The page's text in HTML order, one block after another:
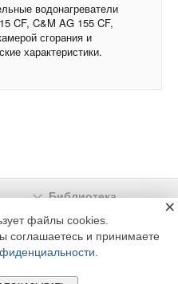
водонагреватели
CF, C&M AG 155 CF,
сгорания и
характеристики.
Библиотека
Реклама
ТЕХНОЛОДЖИ» +7 (495) 665-00-
файлы cookies.
соглашаетесь и принимаете
×